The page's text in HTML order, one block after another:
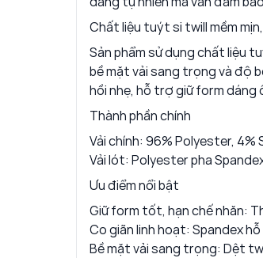
Chất liệu tuýt si twill mềm
Sản phẩm sử dụng chất liệu
bề mặt vải sang trọng và độ
hồi nhẹ, hỗ trợ giữ form dáng
Thành phần chính
Vải chính: 96% Polyester, 4%
Vải lót: Polyester pha
Ưu điểm nổi bật
Giữ form tốt, hạn chế nhăn:
Co giãn linh hoạt: Spandex
Bề mặt vải sang trọng: Dệt